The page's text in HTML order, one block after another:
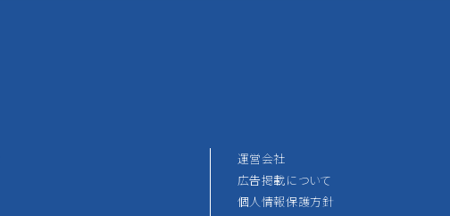
運営会社
広告掲載について
個人情報保護方針